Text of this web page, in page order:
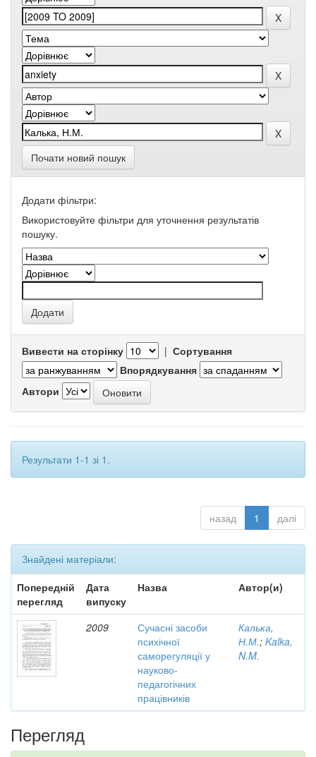
Почати новий пошук
Додати фільтри:
Використовуйте фільтри для уточнення результатів
пошуку.
Вивести на сторінку | Сортування
Впорядкування
Автори
Результати 1-1 зі 1.
назад 1 далі
Знайдені матеріали:
Попередній
перегляд
Дата
випуску
Назва Автор(и)
2009
Сучасні засоби
психічної
саморегуляції у
науково-
педагогічних
працівників
Калька,
Н.М.; Kalka,
N.M.
Перегляд